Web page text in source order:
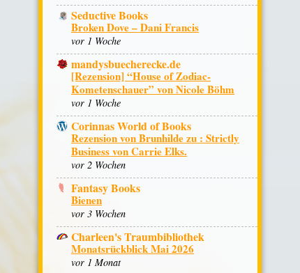
Seductive Books
Broken Dove – Dani Francis
vor 1 Woche
mandysbuecherecke.de
[Rezension] “House of Zodiac-
Kometenschauer” von Nicole Böhm
vor 1 Woche
Corinnas World of Books
Rezension von Brunhilde zu : Strictly
Business von Carrie Elks.
vor 2 Wochen
Fantasy Books
Bienen
vor 3 Wochen
Charleen's Traumbibliothek
Monatsrückblick Mai 2026
vor 1 Monat